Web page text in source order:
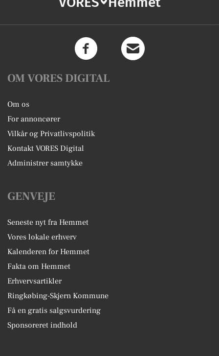
OM VORES DIGITAL
Om os
For annoncører
Vilkår og Privatlivspolitik
Kontakt VORES Digital
Administrer samtykke
GENVEJE
Seneste nyt fra Hemmet
Vores lokale erhverv
Kalenderen for Hemmet
Fakta om Hemmet
Erhvervsartikler
Ringkøbing-Skjern Kommune
Få en gratis salgsvurdering
Sponsoreret indhold